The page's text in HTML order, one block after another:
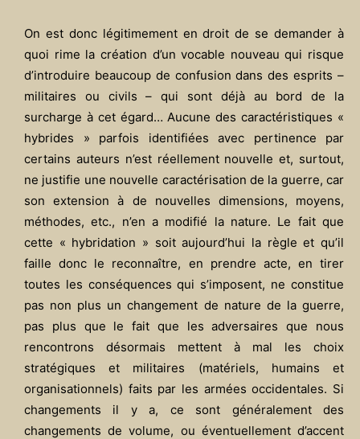
On est donc légitimement en droit de se demander à
quoi rime la création d’un vocable nouveau qui risque
d’introduire beaucoup de confusion dans des esprits –
militaires ou civils – qui sont déjà au bord de la
surcharge à cet égard…Aucune des caractéristiques «
hybrides » parfois identifiées avec pertinence par
certains auteurs n’est réellement nouvelle et, surtout,
ne justifie une nouvelle caractérisation de la guerre, car
son extension à de nouvelles dimensions, moyens,
méthodes, etc., n’en a modifié la nature. Le fait que
cette « hybridation » soit aujourd’hui la règle et qu’il
faille donc le reconnaître, en prendre acte, en tirer
toutes les conséquences qui s’imposent, ne constitue
pas non plus un changement de nature de la guerre,
pas plus que le fait que les adversaires que nous
rencontrons désormais mettent à mal les choix
stratégiques et militaires (matériels, humains et
organisationnels) faits par les armées occidentales. Si
changements il y a, ce sont généralement des
changements de volume, ou éventuellement d’accent